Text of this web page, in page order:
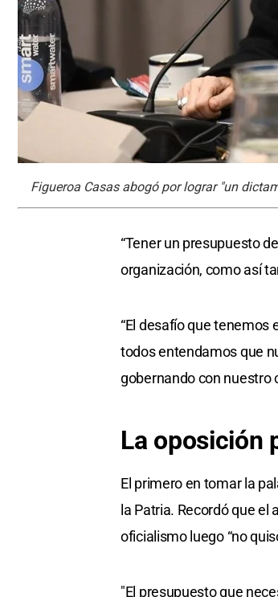
Figueroa Casas abogó por lograr "un
“Tener un presupuesto
organización, como así
“El desafío que tenemos
todos entendamos que
gobernando con nuestro
La oposición
El primero en tomar la
la Patria. Recordó que
oficialismo luego “no
"El presupuesto que